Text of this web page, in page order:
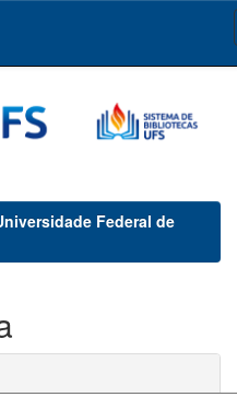
Federal de